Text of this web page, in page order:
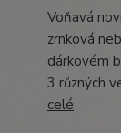
Voňavá
zrnková
dárkovém
3 různých
celé